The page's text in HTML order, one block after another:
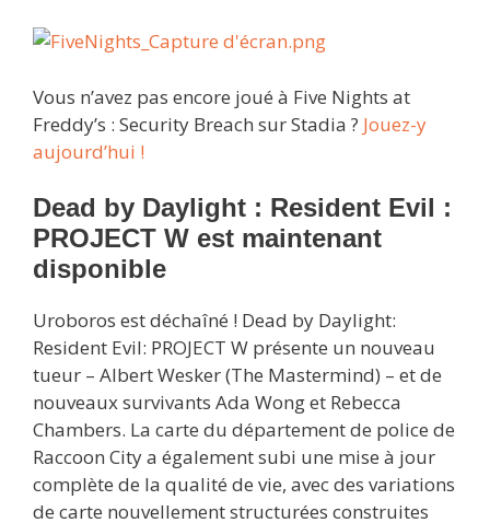
Vous n’avez pas encore joué à Five Nights at
Freddy’s : Security Breach sur Stadia ? Jouez-y
aujourd’hui !
Dead by Daylight : Resident Evil :
PROJECT W est maintenant
disponible
Uroboros est déchaîné ! Dead by Daylight:
Resident Evil: PROJECT W présente un nouveau
tueur – Albert Wesker (The Mastermind) – et de
nouveaux survivants Ada Wong et Rebecca
Chambers. La carte du département de police de
Raccoon City a également subi une mise à jour
complète de la qualité de vie, avec des variations
de carte nouvellement structurées construites